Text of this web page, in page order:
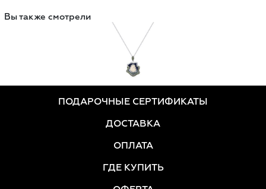
Вы также смотрели
ПОДАРОЧНЫЕ СЕРТИФИКАТЫ
ДОСТАВКА
ОПЛАТА
ГДЕ КУПИТЬ